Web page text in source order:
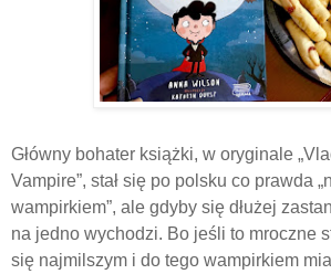
Główny bohater książki, w oryginale
Vampire”, stał się po polsku co prawda
wampirkiem”, ale gdyby się dłużej
na jedno wychodzi. Bo jeśli to mroczne
się najmilszym i do tego wampirkiem